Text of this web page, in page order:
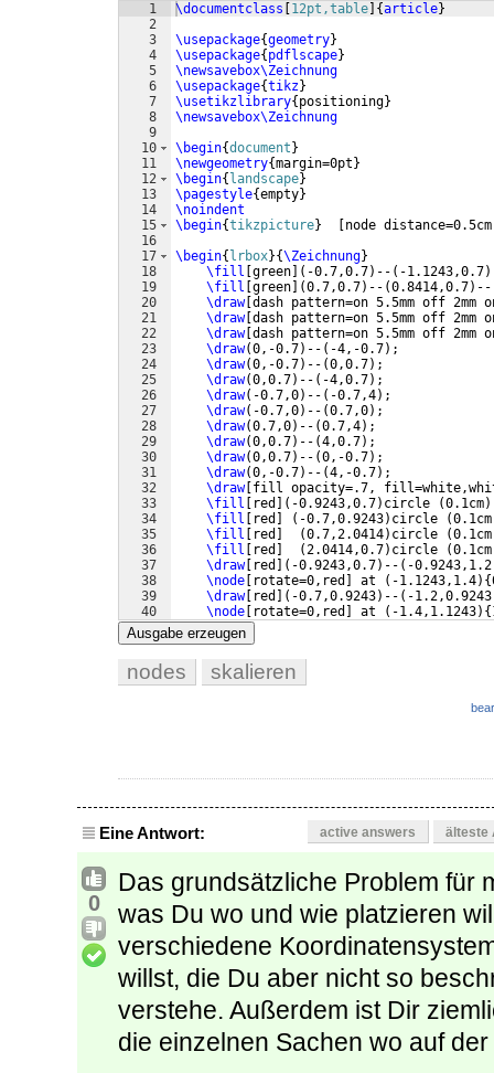
1
2
3
4
5
6
7
8
9
10
11
12
13
14
15
16
17
18
19
20
21
22
23
24
25
26
27
28
29
30
31
32
33
34
35
36
37
38
39
40
41
\documentclass 12pt,table {article}
\usepackage{geometry}
\usepackage{ pdflscape}
\newsavebox\Zeichnung
\usepackage{tikz}
\usetikzlibrary{ positioning}
\newsavebox\Zeichnung
\begin{document }
\newgeometry{margin=0pt }
\begin{ landscape}
\pagestyle{empty}
\noindent
\begin{tikzpicture} node distance=0.5cm
\begin{ lrbox}{\Zeichnung}
\fill green ( -0.7,0.7) -- ( -1.1243,0.7)
\fill green (0.7,0.7) -- (0.8414,0.7) --
\draw[ dash pattern=on 5.5mm off
\draw[ dash pattern=on 5.5mm off
\draw[ dash pattern=on 5.5mm off
\draw(0,-0.7) -- ( -4,-0.7) ;
\draw(0,-0.7) -- (0,0.7) ;
\draw(0,0.7) -- ( -4,0.7) ;
\draw( -0.7,0) -- ( -0.7,4) ;
\draw( -0.7,0) -- (0.7,0) ;
\draw(0.7,0) -- (0.7,4) ;
\draw(0,0.7) -- (4,0.7) ;
\draw(0,0.7) -- (0,-0.7) ;
\draw(0,-0.7) -- (4,-0.7) ;
\draw[ fill opacity=.7,
\fill
red ( -0.9243,0.7) circle (0.1cm)
\fill
red ( -0.7,0.9243) circle (0.1cm
\fill
red (0.7,2.0414) circle (0.1cm
\fill
red (2.0414,0.7) circle (0.1cm
\draw[ red ( -0.9243,0.7) -- ( -0.9243,1.2
\node
rotate=0,red at ( -1.1243,1.4) {
\draw[ red ( -0.7,0.9243) -- ( -1.2,0.9243
\node
rotate=0,red at ( -1.4,1.1243) {
\draw[red
Ausgabe erzeugen
nodes skalieren
Eine Antwort: active answers älteste
0
Das grundsätzliche Problem für
was Du wo und wie platzieren
verschiedene
willst, die Du aber nicht so
verstehe. Außerdem ist Dir
die einzelnen Sachen wo auf